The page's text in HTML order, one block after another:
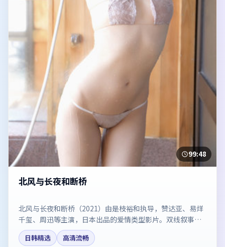
99:48
北风与长夜和断桥
北风与长夜和断桥（2021）由是枝裕和执导，赞达亚、易烊
千玺、周迅等主演，日本出品的爱情类型影片。双线叙事把
悬念保持到最后一刻。剧情简介与主创信息可供检索参考，
上映日期以片方资料为准。
日韩精选
高清流畅